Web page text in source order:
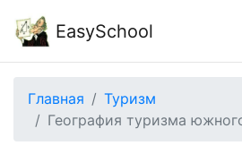
EasySchool
Главная
Туризм
География туризма